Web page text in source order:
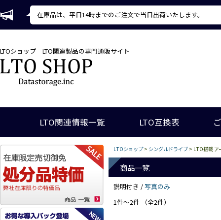
在庫品は、平日14時までのご注文で当日出荷いたします。
LTOショップ LTO関連製品の専門通販サイト
LTO関連情報一覧 LTO互換表
LTOショップ> シングルドライブ > LTO搭載 ア
商品一覧
説明付き /写真のみ
1件～2件 （全2件）